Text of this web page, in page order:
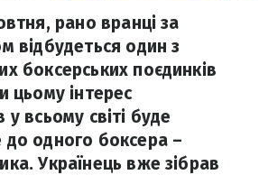
рано вранці за
відбудеться один з
боксерських поєдинків
цьому інтерес
у всьому світі буде
одного боксера –
Українець вже зібрав